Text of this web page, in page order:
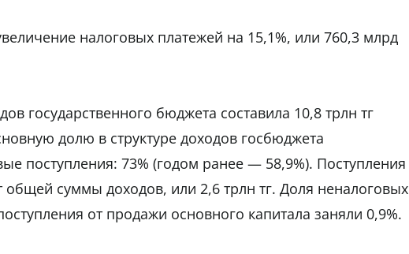
налоговых платежей на 15,1%, или 760,3 млрд
государственного бюджета составила 10,8 трлн тг
долю в структуре доходов госбюджета
поступления: 73% (годом ранее — 58,9%). Поступления
общей суммы доходов, или 2,6 трлн тг. Доля неналоговых
от продажи основного капитала заняли 0,9%.